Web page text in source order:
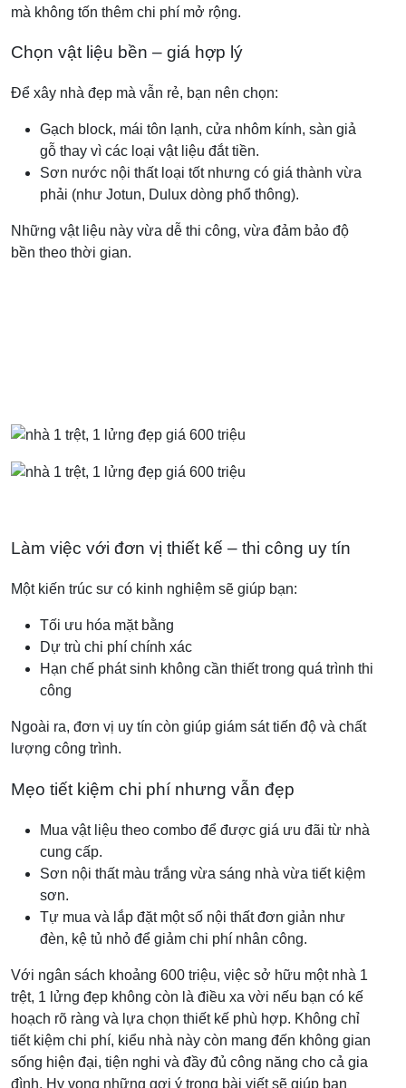
mà không tốn thêm chi phí mở rộng.
Chọn vật liệu bền – giá hợp lý
Để xây nhà đẹp mà vẫn rẻ, bạn nên chọn:
Gạch block, mái tôn lạnh, cửa nhôm kính, sàn giả
gỗ thay vì các loại vật liệu đắt tiền.
Sơn nước nội thất loại tốt nhưng có giá thành vừa
phải (như Jotun, Dulux dòng phổ thông).
Những vật liệu này vừa dễ thi công, vừa đảm bảo độ
bền theo thời gian.
Làm việc với đơn vị thiết kế – thi công uy tín
Một kiến trúc sư có kinh nghiệm sẽ giúp bạn:
Tối ưu hóa mặt bằng
Dự trù chi phí chính xác
Hạn chế phát sinh không cần thiết trong quá trình thi
công
Ngoài ra, đơn vị uy tín còn giúp giám sát tiến độ và chất
lượng công trình.
Mẹo tiết kiệm chi phí nhưng vẫn đẹp
Mua vật liệu theo combo để được giá ưu đãi từ nhà
cung cấp.
Sơn nội thất màu trắng vừa sáng nhà vừa tiết kiệm
sơn.
Tự mua và lắp đặt một số nội thất đơn giản như
đèn, kệ tủ nhỏ để giảm chi phí nhân công.
Với ngân sách khoảng 600 triệu, việc sở hữu một nhà 1
trệt, 1 lửng đẹp không còn là điều xa vời nếu bạn có kế
hoạch rõ ràng và lựa chọn thiết kế phù hợp. Không chỉ
tiết kiệm chi phí, kiểu nhà này còn mang đến không gian
sống hiện đại, tiện nghi và đầy đủ công năng cho cả gia
đình. Hy vọng những gợi ý trong bài viết sẽ giúp bạn